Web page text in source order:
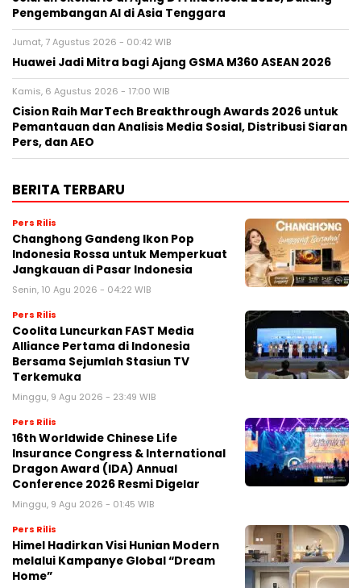
Pengembangan AI di Asia Tenggara
Jumat, 7 Agustus 2026 - 00:42 WIB
Huawei Jadi Mitra bagi Ajang GSMA M360 ASEAN 2026
Kamis, 6 Agustus 2026 - 17:00 WIB
Cision Raih MarTech Breakthrough Awards 2026 untuk
Pemantauan dan Analisis Media Sosial, Distribusi Siaran
Pers, dan AEO
BERITA TERBARU
Pers Rilis
Changhong Gandeng Ikon Pop
Indonesia Rossa untuk Memperkuat
Jangkauan di Pasar Indonesia
Senin, 10 Agu 2026 - 04:22 WIB
Pers Rilis
Coolita Luncurkan FAST Media
Alliance Pertama di Indonesia
Bersama Sejumlah Stasiun TV
Terkemuka
Minggu, 9 Agu 2026 - 23:49 WIB
Pers Rilis
16th Worldwide Chinese Life
Insurance Congress & International
Dragon Award (IDA) Annual
Conference 2026 Resmi Digelar
Minggu, 9 Agu 2026 - 01:45 WIB
Pers Rilis
Himel Hadirkan Visi Hunian Modern
melalui Kampanye Global “Dream
Home”